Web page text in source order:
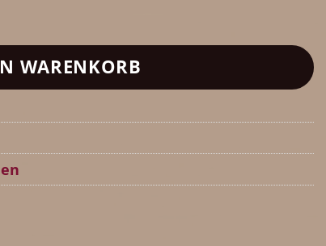
WARENKORB